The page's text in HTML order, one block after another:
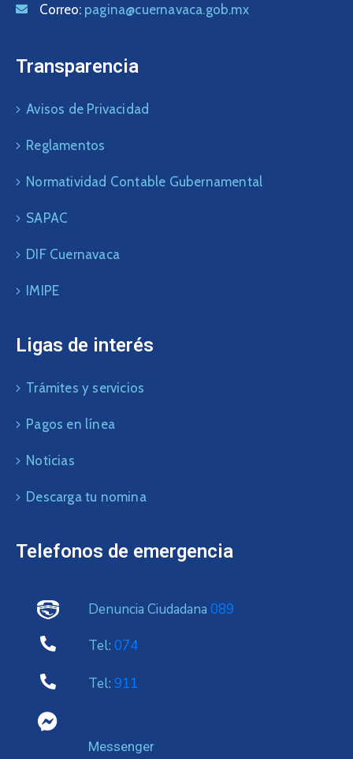
Correo: pagina@cuernavaca.gob.mx
Transparencia
Avisos de Privacidad
Reglamentos
Normatividad Contable Gubernamental
SAPAC
DIF Cuernavaca
IMIPE
Ligas de interés
Trámites y servicios
Pagos en línea
Noticias
Descarga tu nomina
Telefonos de emergencia
Denuncia Ciudadana 089
Tel: 074
Tel: 911
Messenger